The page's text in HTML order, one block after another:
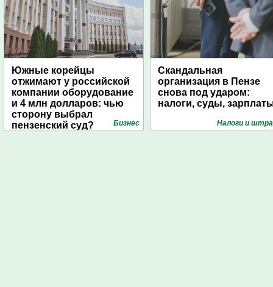
Южные корейцы
отжимают у российской
компании оборудование
и 4 млн долларов: чью
сторону выбрал
пензенский суд?
Бизнес
Скандальная
организация в Пензе
снова под ударом:
налоги, суды,
Налоги и